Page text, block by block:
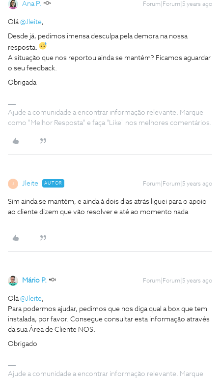
Ana P. Forum|Forum|5 years ago
Olá@Jleite,
Desde já, pedimos imensa desculpa pela demora na nossa
resposta.
A situação que nos reportou ainda se mantém? Ficamos aguardar
o seu feedback.
Obrigada
Ajude a comunidade a encontrar informação relevante. Marque
como "Melhor Resposta" e faça "Like" nos melhores comentários.
Jleite AUTOR Forum|Forum|5 years ago
Sim ainda se mantém, e ainda à dois dias atrás liguei para o apoio
ao cliente dizem que vão resolver e até ao momento nada
Mário P. Forum|Forum|5 years ago
Olá@Jleite,
Para podermos ajudar, pedimos que nos diga qual a box que tem
instalada, por favor. Consegue consultar esta informação através
da sua Área de Cliente NOS.
Obrigado
Ajude a comunidade a encontrar informação relevante. Marque